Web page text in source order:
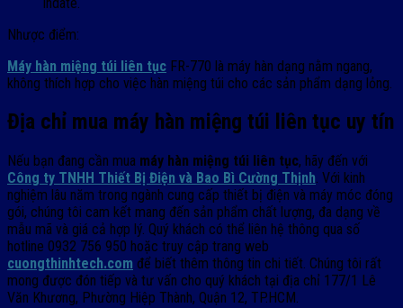
Nhược điểm:
Máy hàn miệng túi liên tục FR-770 là máy hàn dạng nằm ngang,
không thích hợp cho việc hàn miệng túi cho các sản phẩm dạng lỏng.
Địa chỉ mua máy hàn miệng túi liên tục uy tín
Nếu bạn đang cần mua máy hàn miệng túi liên tục, hãy đến với
Công ty TNHH Thiết Bị Điện và Bao Bì Cường Thịnh. Với kinh
nghiệm lâu năm trong ngành cung cấp thiết bị điện và máy móc đóng
gói, chúng tôi cam kết mang đến sản phẩm chất lượng, đa dạng về
mẫu mã và giá cả hợp lý. Quý khách có thể liên hệ thông qua số
hotline 0932 756 950 hoặc truy cập trang web
cuongthinhtech.com để biết thêm thông tin chi tiết. Chúng tôi rất
mong được đón tiếp và tư vấn cho quý khách tại địa chỉ 177/1 Lê
Văn Khương, Phường Hiệp Thành, Quận 12, TP.HCM.